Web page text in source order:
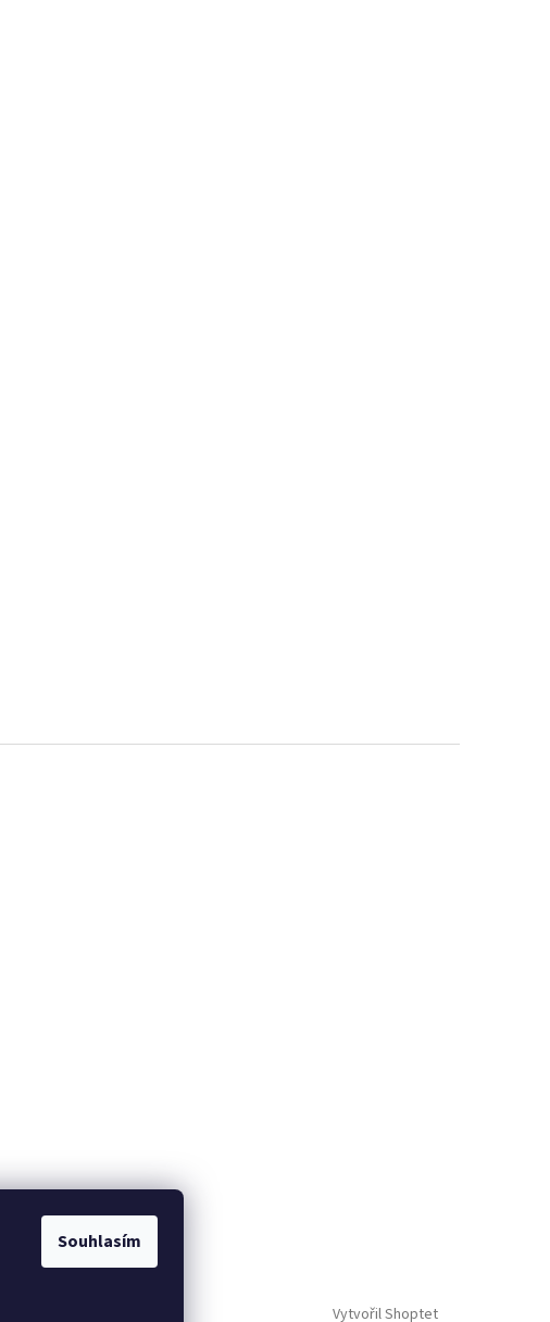
Souhlasím
Vytvořil Shoptet